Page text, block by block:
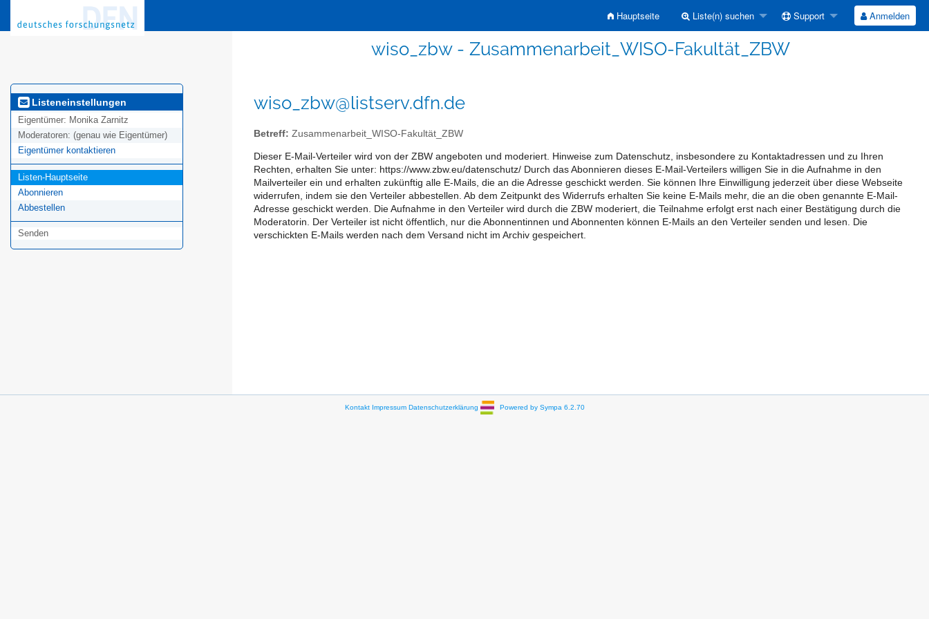
Hauptseite Liste(n) suchen Support Anmelden
wiso_zbw - Zusammenarbeit_WISO-Fakultät_ZBW
Listeneinstellungen
Eigentümer: Monika Zarnitz
Moderatoren: (genau wie Eigentümer)
Eigentümer kontaktieren
Listen-Hauptseite
Abonnieren
Abbestellen
Senden
wiso_zbw@listserv.dfn.de
Betreff: Zusammenarbeit_WISO-Fakultät_ZBW
Dieser E-Mail-Verteiler wird von der ZBW angeboten und moderiert. Hinweise zum Datenschutz, insbesondere zu Kontaktadressen und zu Ihren
Rechten, erhalten Sie unter: https://www.zbw.eu/datenschutz/ Durch das Abonnieren dieses E-Mail-Verteilers willigen Sie in die Aufnahme in den
Mailverteiler ein und erhalten zukünftig alle E-Mails, die an die Adresse geschickt werden. Sie können Ihre Einwilligung jederzeit über diese Webseite
widerrufen, indem sie den Verteiler abbestellen. Ab dem Zeitpunkt des Widerrufs erhalten Sie keine E-Mails mehr, die an die oben genannte E-Mail-
Adresse geschickt werden. Die Aufnahme in den Verteiler wird durch die ZBW moderiert, die Teilnahme erfolgt erst nach einer Bestätigung durch die
Moderatorin. Der Verteiler ist nicht öffentlich, nur die Abonnentinnen und Abonnenten können E-Mails an den Verteiler senden und lesen. Die
verschickten E-Mails werden nach dem Versand nicht im Archiv gespeichert.
Kontakt Impressum Datenschutzerklärung Powered by Sympa 6.2.70